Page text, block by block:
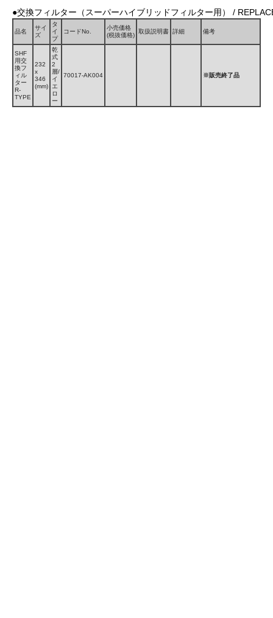
●交換フィルター（スーパーハイブリッドフィルター用） /
品名
サイ
ズ
タ
イ
プ
コードNo.
小売価格
(税抜価格)
取扱説明書 詳細 備考
SHF
用交
換フ
ィル
ター
R-
TYPE
232
x
346
(mm)
乾
式
2
層/
イ
エ
ロ
ー
70017-AK004 ※販売終了品